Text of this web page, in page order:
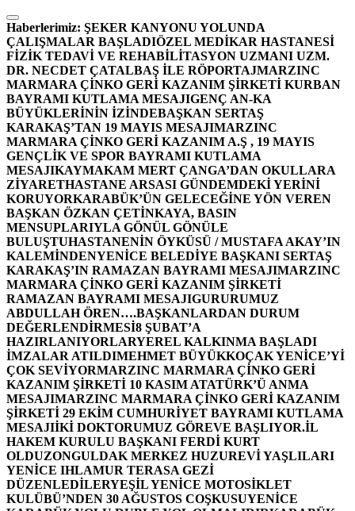
İçeriğe
atla
Haberlerimiz: ŞEKER KANYONU YOLUNDA
ÇALIŞMALAR BAŞLADIÖZEL MEDİKAR HASTANESİ
FİZİK TEDAVİ VE REHABİLİTASYON UZMANI UZM.
DR. NECDET ÇATALBAŞ İLE RÖPORTAJMARZINC
MARMARA ÇİNKO GERİ KAZANIM ŞİRKETİ KURBAN
BAYRAMI KUTLAMA MESAJIGENÇ AN-KA
BÜYÜKLERİNİN İZİNDEBAŞKAN SERTAŞ
KARAKAŞ’TAN 19 MAYIS MESAJIMARZINC
MARMARA ÇİNKO GERİ KAZANIM A.Ş , 19 MAYIS
GENÇLİK VE SPOR BAYRAMI KUTLAMA
MESAJIKAYMAKAM MERT ÇANGA’DAN OKULLARA
ZİYARETHASTANE ARSASI GÜNDEMDEKİ YERİNİ
KORUYORKARABÜK’ÜN GELECEĞİNE YÖN VEREN
BAŞKAN ÖZKAN ÇETİNKAYA, BASIN
MENSUPLARIYLA GÖNÜL GÖNÜLE
BULUŞTUHASTANENİN ÖYKÜSÜ / MUSTAFA AKAY’IN
KALEMİNDENYENİCE BELEDİYE BAŞKANI SERTAŞ
KARAKAŞ’IN RAMAZAN BAYRAMI MESAJIMARZINC
MARMARA ÇİNKO GERİ KAZANIM ŞİRKETİ
RAMAZAN BAYRAMI MESAJIGURURUMUZ
ABDULLAH ÖREN….BAŞKANLARDAN DURUM
DEĞERLENDİRMESİ8 ŞUBAT’A
HAZIRLANIYORLARYEREL KALKINMA BAŞLADI
İMZALAR ATILDIMEHMET BÜYÜKKOÇAK YENİCE’Yİ
ÇOK SEVİYORMARZINC MARMARA ÇİNKO GERİ
KAZANIM ŞİRKETİ 10 KASIM ATATÜRK’Ü ANMA
MESAJIMARZINC MARMARA ÇİNKO GERİ KAZANIM
ŞİRKETİ 29 EKİM CUMHURİYET BAYRAMI KUTLAMA
MESAJIİKİ DOKTORUMUZ GÖREVE BAŞLIYOR.İL
HAKEM KURULU BAŞKANI FERDİ KURT
OLDUZONGULDAK MERKEZ HUZUREVİ YAŞLILARI
YENİCE IHLAMUR TERASA GEZİ
DÜZENLEDİLERYEŞİL YENİCE MOTOSİKLET
KULÜBÜ’NDEN 30 AĞUSTOS COŞKUSUYENİCE